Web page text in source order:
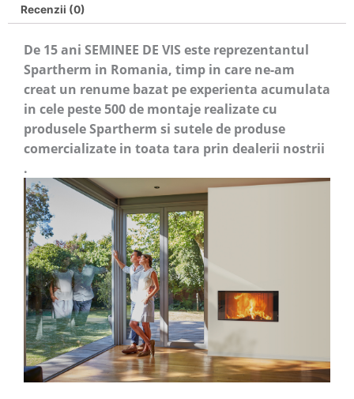
Recenzii (0)
De 15 ani SEMINEE DE VIS este reprezentantul
Spartherm in Romania, timp in care ne-am
creat un renume bazat pe experienta acumulata
in cele peste 500 de montaje realizate cu
produsele Spartherm si sutele de produse
comercializate in toata tara prin dealerii nostrii
.